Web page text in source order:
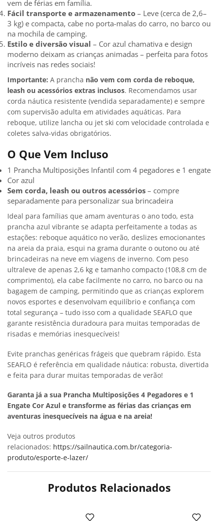
vem de férias em família.
Fácil transporte e armazenamento – Leve (cerca de 2,6–
3 kg) e compacta, cabe no porta-malas do carro, no barco ou
na mochila de camping.
Estilo e diversão visual – Cor azul chamativa e design
moderno deixam as crianças animadas – perfeita para fotos
incríveis nas redes sociais!
Importante: A prancha não vem com corda de reboque,
leash ou acessórios extras inclusos. Recomendamos usar
corda náutica resistente (vendida separadamente) e sempre
com supervisão adulta em atividades aquáticas. Para
reboque, utilize lancha ou jet ski com velocidade controlada e
coletes salva-vidas obrigatórios.
O Que Vem Incluso
1 Prancha Multiposições Infantil com 4 pegadores e 1 engate
Cor azul
Sem corda, leash ou outros acessórios – compre
separadamente para personalizar sua brincadeira
Ideal para famílias que amam aventuras o ano todo, esta
prancha azul vibrante se adapta perfeitamente a todas as
estações: reboque aquático no verão, deslizes emocionantes
na areia da praia, esqui na grama durante o outono ou até
brincadeiras na neve em viagens de inverno. Com peso
ultraleve de apenas 2,6 kg e tamanho compacto (108,8 cm de
comprimento), ela cabe facilmente no carro, no barco ou na
bagagem de camping, permitindo que as crianças explorem
novos esportes e desenvolvam equilíbrio e confiança com
total segurança – tudo isso com a qualidade SEAFLO que
garante resistência duradoura para muitas temporadas de
risadas e memórias inesquecíveis!
Evite pranchas genéricas frágeis que quebram rápido. Esta
SEAFLO é referência em qualidade náutica: robusta, divertida
e feita para durar muitas temporadas de verão!
Garanta já a sua Prancha Multiposições 4 Pegadores e 1
Engate Cor Azul e transforme as férias das crianças em
aventuras inesquecíveis na água e na areia!
Veja outros produtos
relacionados: https://sailnautica.com.br/categoria-
produto/esporte-e-lazer/
Produtos Relacionados